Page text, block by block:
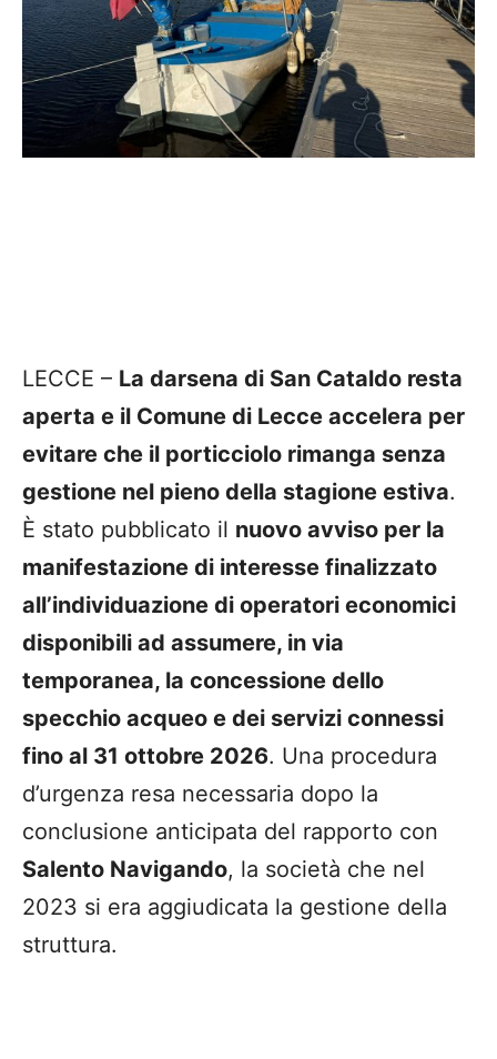
LECCE – La darsena di San Cataldo resta
aperta e il Comune di Lecce accelera per
evitare che il porticciolo rimanga senza
gestione nel pieno della stagione estiva.
È stato pubblicato il nuovo avviso per la
manifestazione di interesse finalizzato
all’individuazione di operatori economici
disponibili ad assumere, in via
temporanea, la concessione dello
specchio acqueo e dei servizi connessi
fino al 31 ottobre 2026. Una procedura
d’urgenza resa necessaria dopo la
conclusione anticipata del rapporto con
Salento Navigando, la società che nel
2023 si era aggiudicata la gestione della
struttura.